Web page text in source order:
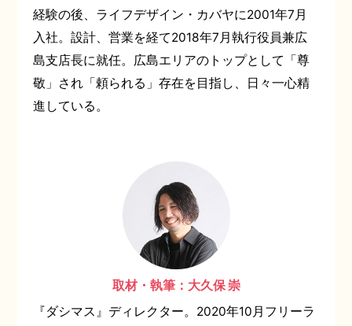
経験の後、ライフデザイン・カバヤに2001年7月
入社。設計、営業を経て2018年7月執行役員兼広
島支店長に就任。広島エリアのトップとして「尊
敬」され「頼られる」存在を目指し、日々一心精
進している。
取材・執筆：大久保 崇
『ダシマス』ディレクター。2020年10月フリーラ